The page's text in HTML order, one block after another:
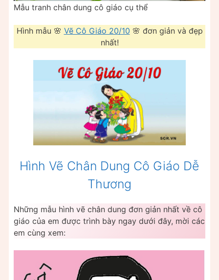
Mẫu tranh chân dung cô giáo cụ thể
Hình mẫu 🌸 Vẽ Cô Giáo 20/10 🌸 đơn giản và đẹp
nhất!
Hình Vẽ Chân Dung Cô Giáo Dễ
Thương
Những mẫu hình vẽ chân dung đơn giản nhất về cô
giáo của em được trình bày ngay dưới đây, mời các
em cùng xem: